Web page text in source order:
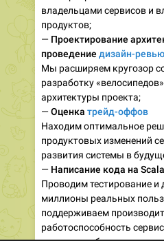
владельцами сервисов и
продуктов;
— Проектирование
проведение дизайн-ревью
Мы расширяем кругозор
разработку
архитектуры проекта;
— Оценка трейд-оффов
Находим оптимальное
продуктовых изменений
развития системы в
— Написание кода на Scala
Проводим тестирование и
миллионы реальных
поддерживаем
работоспособность